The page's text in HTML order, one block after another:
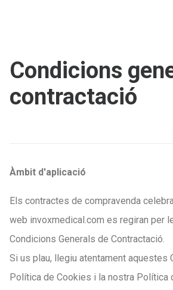
Condicions
contractació
Àmbit d'aplicació
Els contractes de compravenda
web invoxmedical.com es regiran per
Condicions Generals de Contractació.
Si us plau, llegiu atentament aquestes
Política de Cookies i la nostra Política